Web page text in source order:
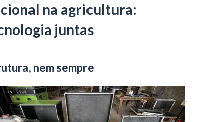
na agricultura:
juntas
nem sempre